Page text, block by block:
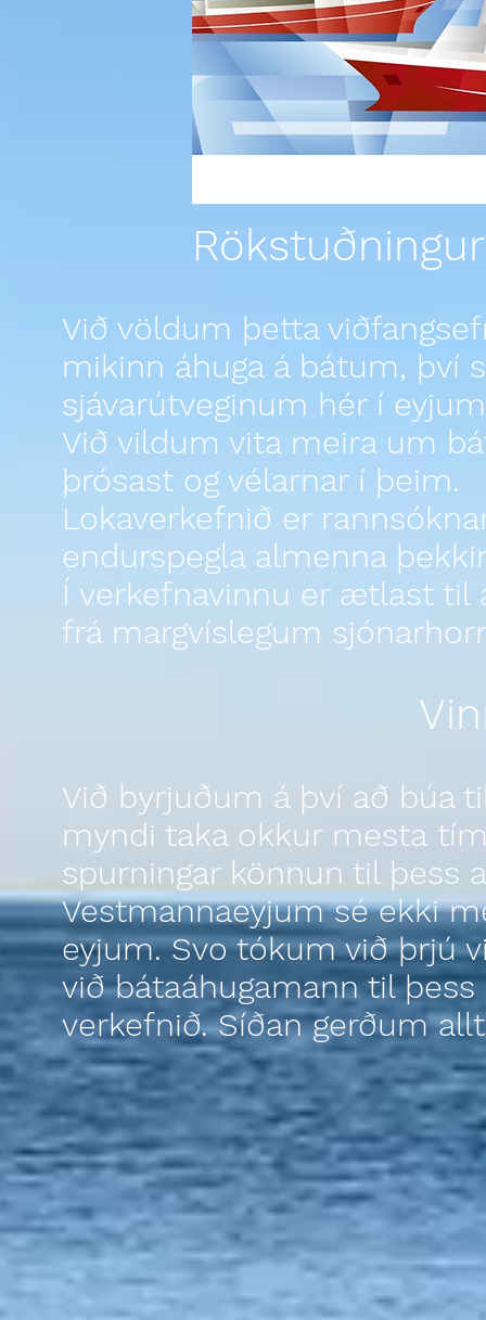
Við völdum þetta
mikinn áhuga á bátum, því
sjávarútveginum hér í
Við vildum vita meira um
þrósast og vélarnar í þeim.
Lokaverkefnið er
endurspegla almenna
Í verkefnavinnu er ætlast
frá margvíslegum
Við byrjuðum á því að búa
myndi taka okkur mesta
spurningar könnun til þess
Vestmannaeyjum sé ekki
eyjum. Svo tókum við þrjú
við bátaáhugamann til
verkefnið. Síðan gerðum